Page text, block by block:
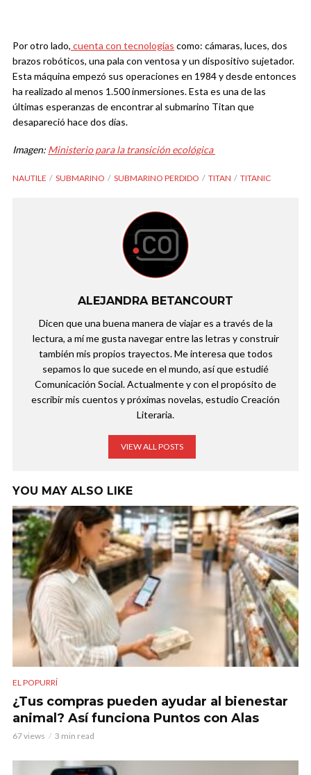
Por otro lado, cuenta con tecnologías como: cámaras, luces, dos
brazos robóticos, una pala con ventosa y un dispositivo sujetador.
Esta máquina empezó sus operaciones en 1984 y desde entonces
ha realizado al menos 1.500 inmersiones. Esta es una de las
últimas esperanzas de encontrar al submarino Titan que
desapareció hace dos días.
Imagen: Ministerio para la transición ecológica
NAUTILE SUBMARINO SUBMARINO PERDIDO TITAN TITANIC
ALEJANDRA BETANCOURT
Dicen que una buena manera de viajar es a través de la
lectura, a mí me gusta navegar entre las letras y construir
también mis propios trayectos. Me interesa que todos
sepamos lo que sucede en el mundo, así que estudié
Comunicación Social. Actualmente y con el propósito de
escribir mis cuentos y próximas novelas, estudio Creación
Literaria.
VIEW ALL POSTS
YOU MAY ALSO LIKE
EL POPURRÍ
¿Tus compras pueden ayudar al bienestar
animal? Así funciona Puntos con Alas
67 views 3 min read